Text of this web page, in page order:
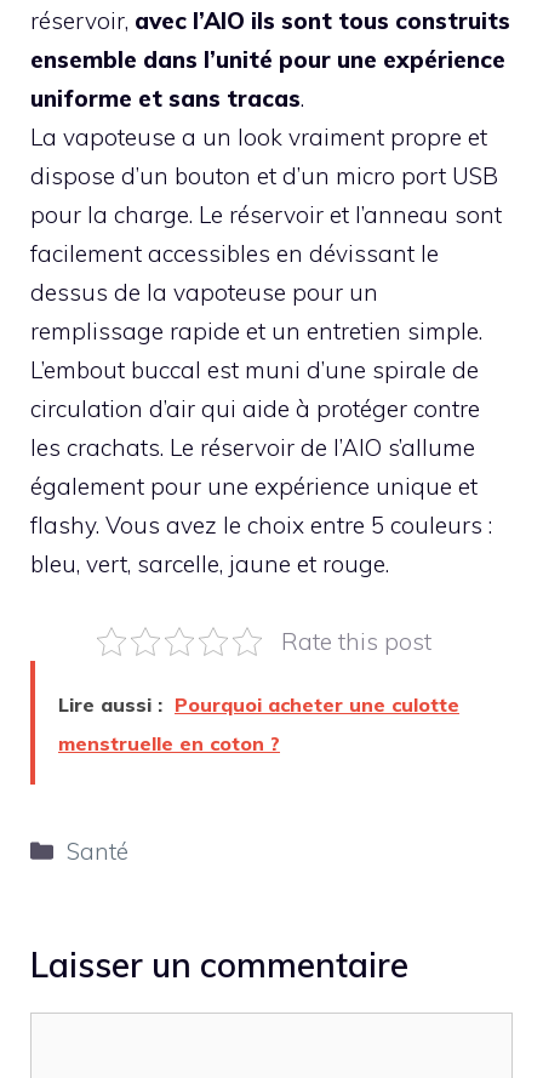
réservoir, avec l’AIO ils sont tous construits
ensemble dans l’unité pour une expérience
uniforme et sans tracas.
La vapoteuse a un look vraiment propre et
dispose d’un bouton et d’un micro port USB
pour la charge. Le réservoir et l’anneau sont
facilement accessibles en dévissant le
dessus de la vapoteuse pour un
remplissage rapide et un entretien simple.
L’embout buccal est muni d’une spirale de
circulation d’air qui aide à protéger contre
les crachats. Le réservoir de l’AIO s’allume
également pour une expérience unique et
flashy. Vous avez le choix entre 5 couleurs :
bleu, vert, sarcelle, jaune et rouge.
Rate this post
Lire aussi : Pourquoi acheter une culotte
menstruelle en coton ?
Catégories
Santé
Laisser un commentaire